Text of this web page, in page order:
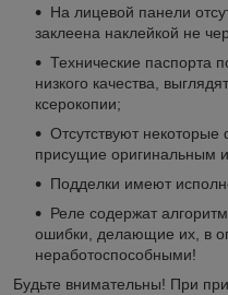
На лицевой панели
заклеена наклейкой не
Технические паспорта
низкого качества,
ксерокопии;
Отсутствуют
присущие оригинальным
Подделки имеют
Реле содержат
ошибки, делающие их, в
неработоспособными!
Будьте внимательны! При